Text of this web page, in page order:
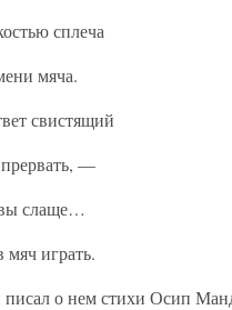
сплеча
мяча.
свистящий
—
слаще…
играть.
писал о нем стихи Осип